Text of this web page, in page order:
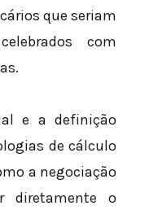
que seriam
com
e a definição
de cálculo
a negociação
diretamente o